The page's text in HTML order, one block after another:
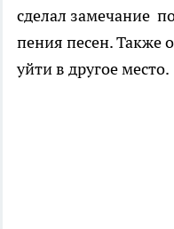
сделал замечание
пения песен.
уйти в другое место.